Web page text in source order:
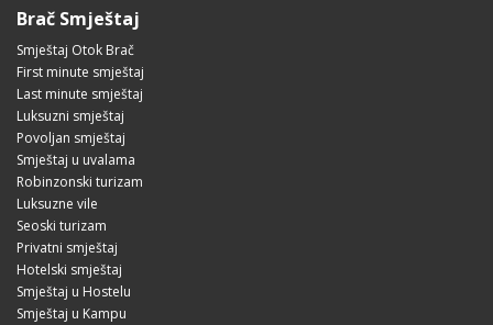
Brač Smještaj
Smještaj Otok Brač
First minute smještaj
Last minute smještaj
Luksuzni smještaj
Povoljan smještaj
Smještaj u uvalama
Robinzonski turizam
Luksuzne vile
Seoski turizam
Privatni smještaj
Hotelski smještaj
Smještaj u Hostelu
Smještaj u Kampu